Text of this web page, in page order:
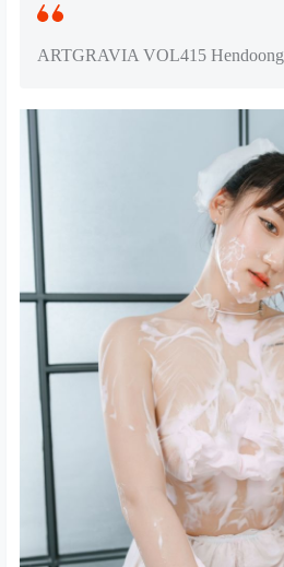
ARTGRAVIA VOL415 Hendoong